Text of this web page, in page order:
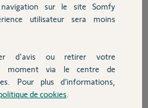
à zéro votre TaHoma, le nouveau
plus de 5 ans
sur le site Somfy
utilisateur sera moins
d'avis ou retirer votre
moment via le centre de
Pour plus d’informations,
de cookies